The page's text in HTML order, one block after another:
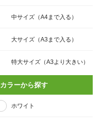
中サイズ（A4まで入る）
大サイズ（A3まで入る）
特大サイズ（A3より大きい）
カラーから探す
ホワイト